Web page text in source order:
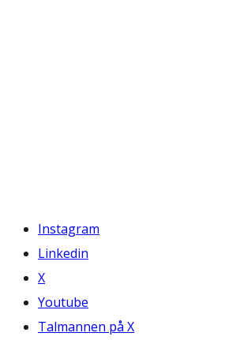
Instagram
Linkedin
X
Youtube
Talmannen på X